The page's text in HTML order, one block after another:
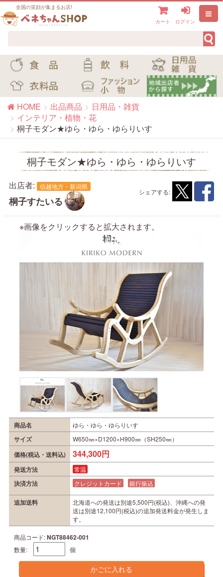
全国の笑顔が集まるお店!
カート ログイン
HOME 出品商品
日用品・雑貨
インテリア・植物・花
桐子モダン★ゆら・ゆら・ゆらりいす
桐子モダン★ゆら・ゆら・ゆらりいす
シェアする:
出店者: 信越地方・新潟県
桐子すたいる
※画像をクリックすると拡大されます。
商品名 ゆら・ゆら・ゆらりいす
サイズ W650㎜×D1200×H900㎜（SH250㎜）
価格(税込・送料込) 344,300円
発送方法 常温
決済方法 クレジットカード 銀行振込
追加送料
北海道への発送は別途5,500円(税込)、沖縄への発
送は別途12,100円(税込)の追加発送料金が発生しま
す。
商品コード:NGT88462-001
数量: 個